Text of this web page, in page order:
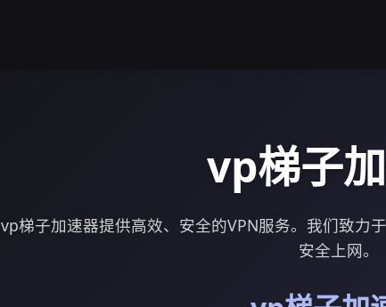
vp梯子
vp梯子加速器提供高效、安全的VPN服务。我们致力
安全上网。